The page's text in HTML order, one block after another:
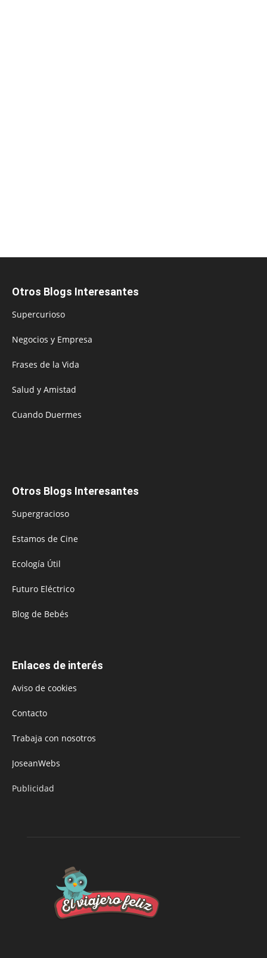
Otros Blogs Interesantes
Supercurioso
Negocios y Empresa
Frases de la Vida
Salud y Amistad
Cuando Duermes
Otros Blogs Interesantes
Supergracioso
Estamos de Cine
Ecología Útil
Futuro Eléctrico
Blog de Bebés
Enlaces de interés
Aviso de cookies
Contacto
Trabaja con nosotros
JoseanWebs
Publicidad